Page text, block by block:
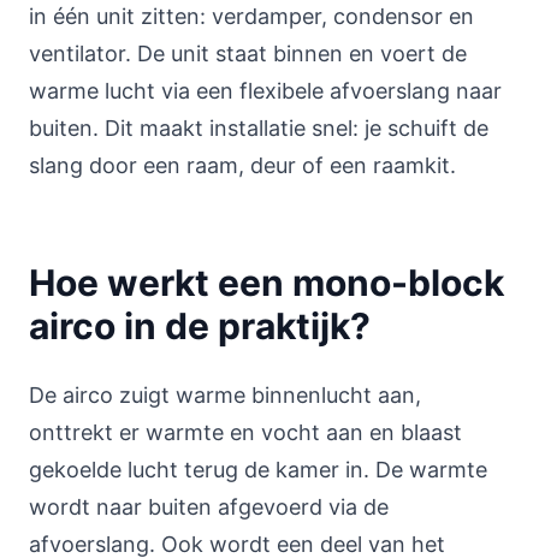
in één unit zitten: verdamper, condensor en
ventilator. De unit staat binnen en voert de
warme lucht via een flexibele afvoerslang naar
buiten. Dit maakt installatie snel: je schuift de
slang door een raam, deur of een raamkit.
Hoe werkt een mono-block
airco in de praktijk?
De airco zuigt warme binnenlucht aan,
onttrekt er warmte en vocht aan en blaast
gekoelde lucht terug de kamer in. De warmte
wordt naar buiten afgevoerd via de
afvoerslang. Ook wordt een deel van het